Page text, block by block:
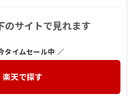
のサイトで見れます
タイムセール中 ／
楽天で探す